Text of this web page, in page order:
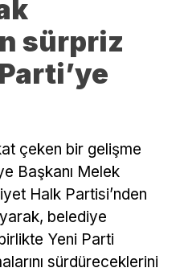
sürpriz
çeken bir gelişme
Başkanı Melek
Halk Partisi’nden
belediye
Yeni Parti
sürdüreceklerini